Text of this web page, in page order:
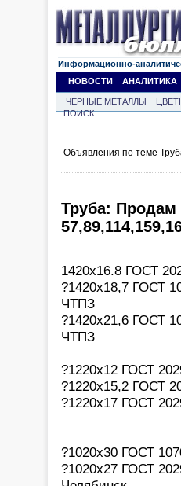
Информационно-
НОВОСТИ
АНАЛИТИКА
ЧЕРНЫЕ МЕТАЛЛЫ
ПОИСК
Объявления по теме
Труба: Продам
1420х16.8 ГОСТ
?1420х18,7 ГОСТ
ЧТПЗ
?1420х21,6 ГОСТ
ЧТПЗ
?1220х12 ГОСТ
?1220х15,2 ГОСТ
?1220х17 ГОСТ
?1020х30 ГОСТ
?1020х27 ГОСТ